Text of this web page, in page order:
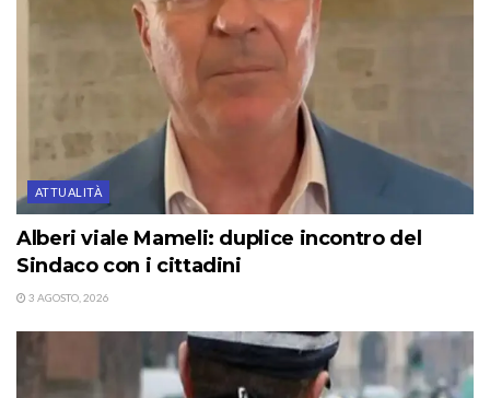
ATTUALITÀ
Alberi viale Mameli: duplice incontro del
Sindaco con i cittadini
3 AGOSTO, 2026